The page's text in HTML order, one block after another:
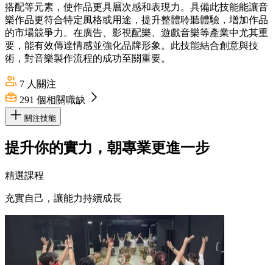
搭配等元素，使作品更具層次感和表現力。具備此技能能讓音
樂作品更符合特定風格或用途，提升整體聆聽體驗，增加作品
的市場競爭力。在廣告、影視配樂、遊戲音樂等產業中尤其重
要，能有效傳達情感並強化品牌形象。此技能結合創意與技
術，對音樂製作流程的成功至關重要。
7 人關注
291 個相關職缺
關注技能
提升你的實力，朝專業更進一步
精選課程
充實自己，讓能力持續成長